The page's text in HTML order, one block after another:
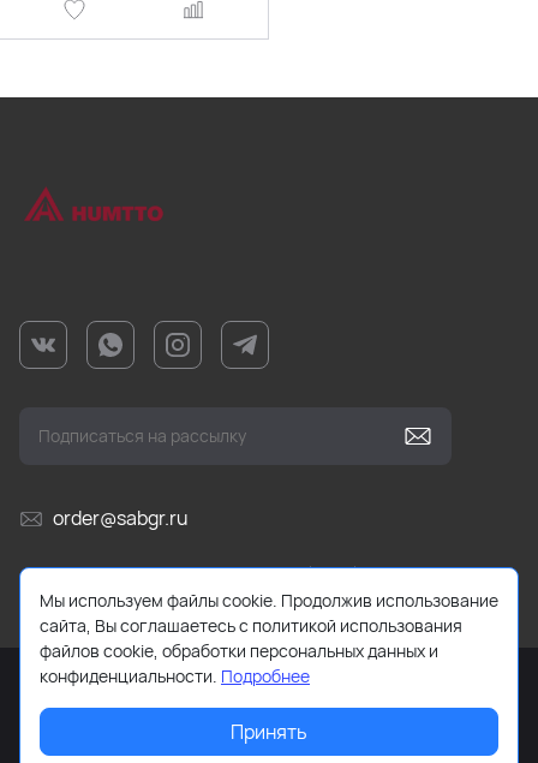
order@sabgr.ru
Ежедневно с 10:00 до 19:00 (МСК)
2026 © HUMTTO.STORE Все права защищены.
Мы используем файлы cookie. Продолжив использование
сайта, Вы соглашаетесь с политикой использования
файлов cookie, обработки персональных данных и
конфиденциальности. Подробнее
Принять